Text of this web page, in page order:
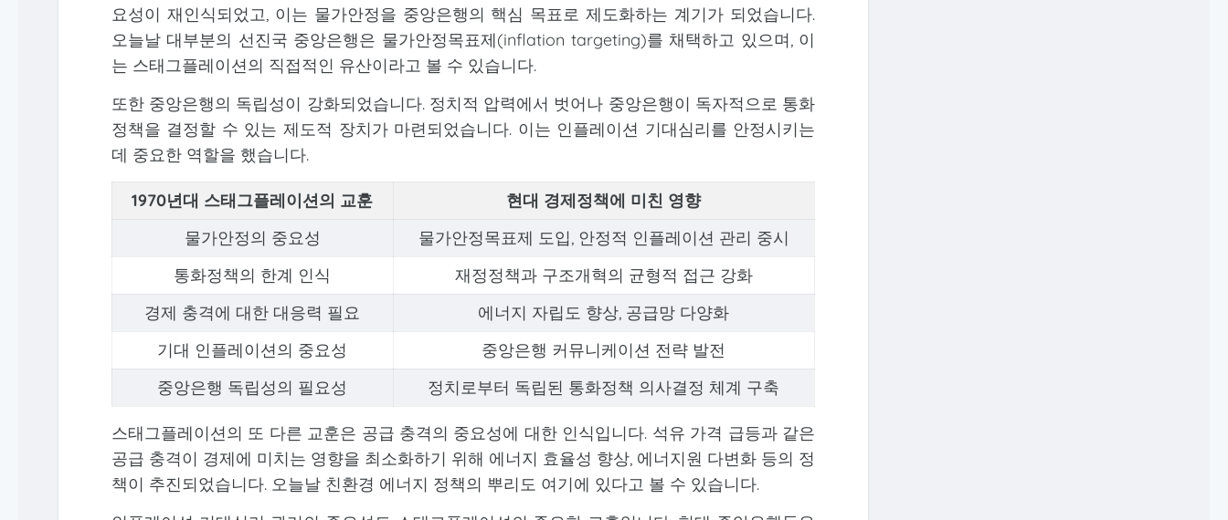
요성이 재인식되었고, 이는 물가안정을 중앙은행의 핵심 목표로 제도화하는 계기가 되었습니다.
오늘날 대부분의 선진국 중앙은행은 물가안정목표제(inflation targeting)를 채택하고 있으며, 이
는 스태그플레이션의 직접적인 유산이라고 볼 수 있습니다.
또한 중앙은행의 독립성이 강화되었습니다. 정치적 압력에서 벗어나 중앙은행이 독자적으로 통화
정책을 결정할 수 있는 제도적 장치가 마련되었습니다. 이는 인플레이션 기대심리를 안정시키는
데 중요한 역할을 했습니다.
1970년대 스태그플레이션의 교훈
현대 경제정책에 미친 영향
물가안정의 중요성
물가안정목표제 도입, 안정적 인플레이션 관리 중시
통화정책의 한계 인식
재정정책과 구조개혁의 균형적 접근 강화
경제 충격에 대한 대응력 필요
에너지 자립도 향상, 공급망 다양화
기대 인플레이션의 중요성
중앙은행 커뮤니케이션 전략 발전
중앙은행 독립성의 필요성
정치로부터 독립된 통화정책 의사결정 체계 구축
스태그플레이션의 또 다른 교훈은 공급 충격의 중요성에 대한 인식입니다. 석유 가격 급등과 같은
공급 충격이 경제에 미치는 영향을 최소화하기 위해 에너지 효율성 향상, 에너지원 다변화 등의 정
책이 추진되었습니다. 오늘날 친환경 에너지 정책의 뿌리도 여기에 있다고 볼 수 있습니다.